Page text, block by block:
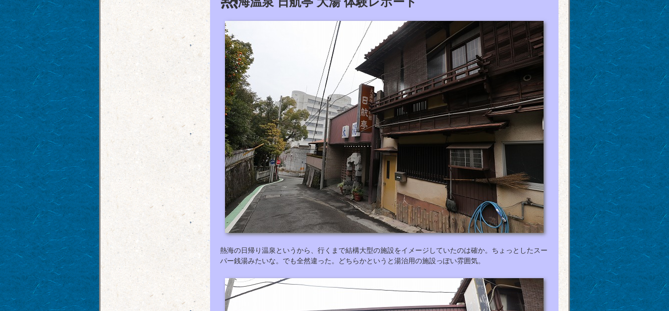
熱海の日帰り温泉というから、行くまで結構大型の施設をイメージしていたのは確か。ちょっとしたスー
パー銭湯みたいな。でも全然違った。どちらかというと湯治用の施設っぽい雰囲気。